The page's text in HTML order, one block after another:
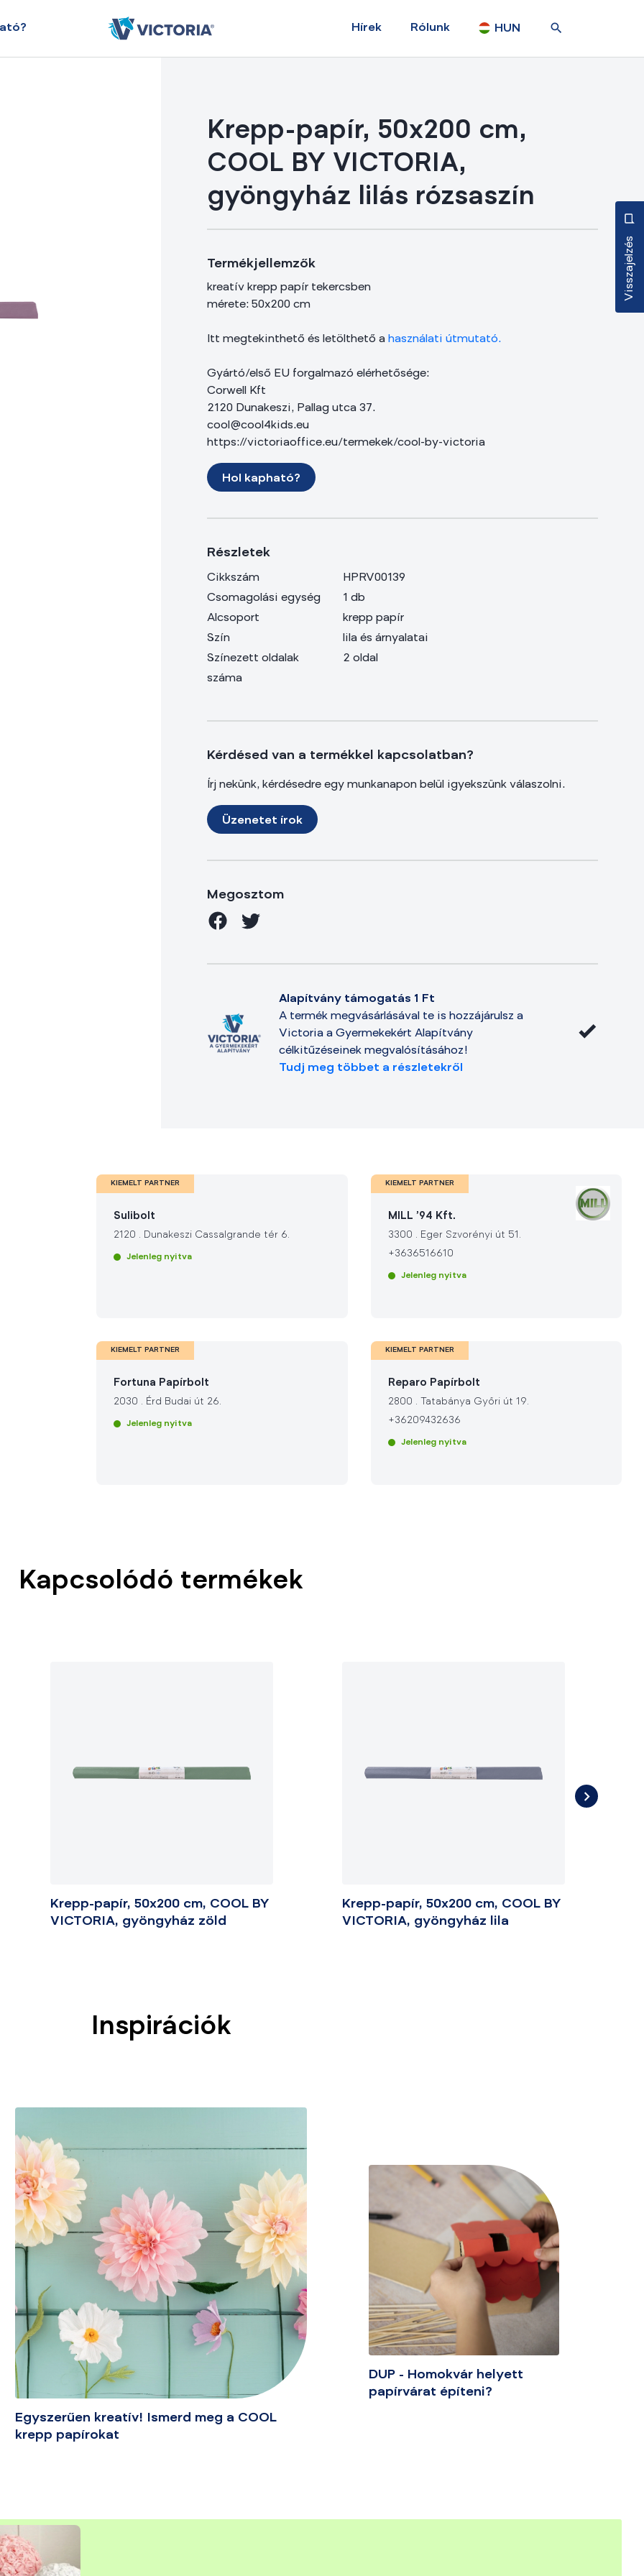
Hírek Rólunk HUN
Visszajelzés
Krepp-papír, 50x200 cm,
COOL BY VICTORIA,
gyöngyház lilás rózsaszín
Termékjellemzők
kreatív krepp papír tekercsben
mérete: 50x200 cm
Itt megtekinthető és letölthető a használati útmutató.
Gyártó/első EU forgalmazó elérhetősége:
Corwell Kft
2120 Dunakeszi, Pallag utca 37.
cool@cool4kids.eu
https://victoriaoffice.eu/termekek/cool-by-victoria
Hol kapható?
Részletek
Cikkszám
HPRV00139
Csomagolási egység
1 db
Alcsoport
krepp papír
Szín
lila és árnyalatai
Színezett oldalak
száma
2 oldal
Kérdésed van a termékkel kapcsolatban?
Írj nekünk, kérdésedre egy munkanapon belül igyekszünk válaszolni.
Üzenetet írok
Megosztom
Alapítvány támogatás 1 Ft
A termék megvásárlásával te is hozzájárulsz a
Victoria a Gyermekekért Alapítvány
célkitűzéseinek megvalósításához!
Tudj meg többet a részletekről
KIEMELT PARTNER
Sulibolt
2120 . Dunakeszi Cassalgrande tér 6.
Jelenleg nyitva
KIEMELT PARTNER
MILL '94 Kft.
3300 . Eger Szvorényi út 51.
+3636516610
Jelenleg nyitva
KIEMELT PARTNER
Fortuna Papírbolt
2030 . Érd Budai út 26.
Jelenleg nyitva
KIEMELT PARTNER
Reparo Papírbolt
2800 . Tatabánya Győri út 19.
+36209432636
Jelenleg nyitva
Kapcsolódó termékek
Krepp-papír, 50x200 cm, COOL BY
VICTORIA, gyöngyház zöld
Krepp-papír, 50x200 cm, COOL BY
VICTORIA, gyöngyház lila
Inspirációk
Egyszerűen kreatív! Ismerd meg a COOL
krepp papírokat
DUP - Homokvár helyett
papírvárat építeni?